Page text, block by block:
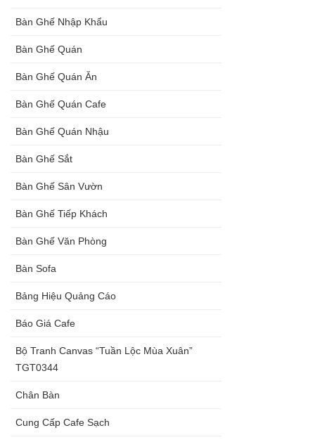
Bàn Ghế Nhập Khẩu
Bàn Ghế Quán
Bàn Ghế Quán Ăn
Bàn Ghế Quán Cafe
Bàn Ghế Quán Nhậu
Bàn Ghế Sắt
Bàn Ghế Sân Vườn
Bàn Ghế Tiếp Khách
Bàn Ghế Văn Phòng
Bàn Sofa
Bảng Hiệu Quảng Cáo
Báo Giá Cafe
Bộ Tranh Canvas “Tuần Lộc Mùa Xuân”
TGT0344
Chân Bàn
Cung Cấp Cafe Sạch